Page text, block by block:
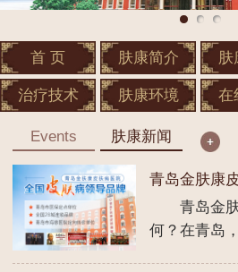
首 页 肤康简介
治疗技术 肤康环境 在
Events 肤康新闻
青岛金肤康
青岛金
何？在青岛